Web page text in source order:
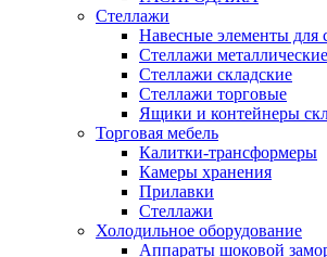
Стеллажи
Навесные элементы для
Стеллажи металлические
Стеллажи складские
Стеллажи торговые
Ящики и контейнеры
Торговая мебель
Калитки-трансформеры
Камеры хранения
Прилавки
Стеллажи
Холодильное оборудование
Аппараты шоковой